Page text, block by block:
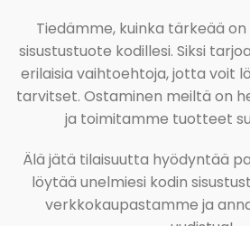
Tiedämme, kuinka tärkeää
sisustustuote kodillesi. Siksi
erilaisia vaihtoehtoja, jotta voit
tarvitset. Ostaminen meiltä on
ja toimitamme tuotteet
Älä jätä tilaisuutta hyödyntää
löytää unelmiesi kodin
verkkokaupastamme ja